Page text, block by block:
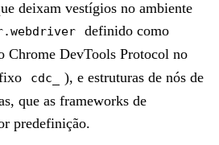
deixam vestígios no ambiente
definido como
Chrome DevTools Protocol no
cdc_
), e estruturas de nós de
que as frameworks de
predefinição.